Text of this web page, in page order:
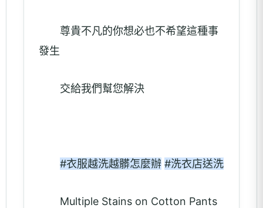
尊貴不凡的你想必也不希望這種事
發生
交給我們幫您解決
#衣服越洗越髒怎麼辦 #洗衣店送洗
Multiple Stains on Cotton Pants